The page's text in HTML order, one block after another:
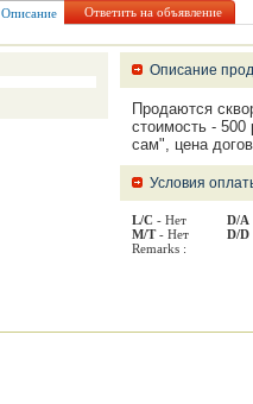
Описание Ответить на объявление
Описание
Продаются
стоимость -
сам", цена
Условия
L/C - Нет D/A
M/T- Нет D/D
Remarks :